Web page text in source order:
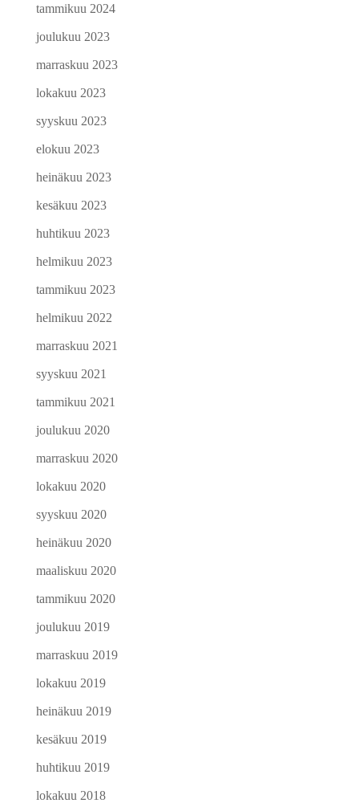
tammikuu 2024
joulukuu 2023
marraskuu 2023
lokakuu 2023
syyskuu 2023
elokuu 2023
heinäkuu 2023
kesäkuu 2023
huhtikuu 2023
helmikuu 2023
tammikuu 2023
helmikuu 2022
marraskuu 2021
syyskuu 2021
tammikuu 2021
joulukuu 2020
marraskuu 2020
lokakuu 2020
syyskuu 2020
heinäkuu 2020
maaliskuu 2020
tammikuu 2020
joulukuu 2019
marraskuu 2019
lokakuu 2019
heinäkuu 2019
kesäkuu 2019
huhtikuu 2019
lokakuu 2018